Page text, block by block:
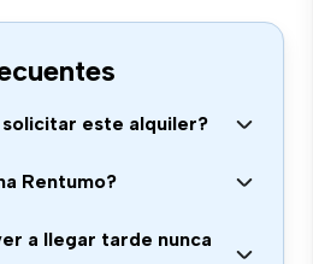
este alquiler?
Rentumo?
a llegar tarde nunca